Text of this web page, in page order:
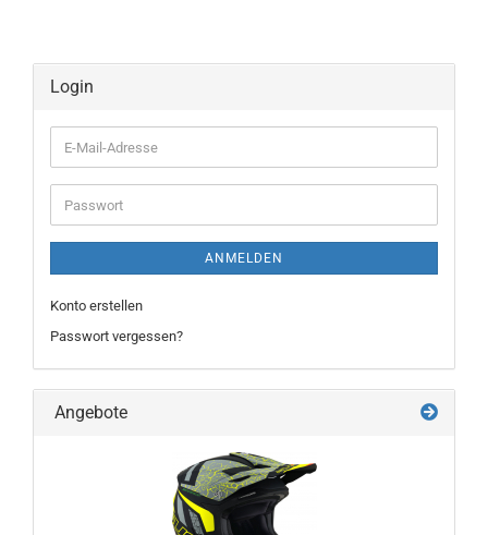
Login
E-
Mail-
Adresse
Passwort
ANMELDEN
Konto erstellen
Passwort vergessen?
Angebote